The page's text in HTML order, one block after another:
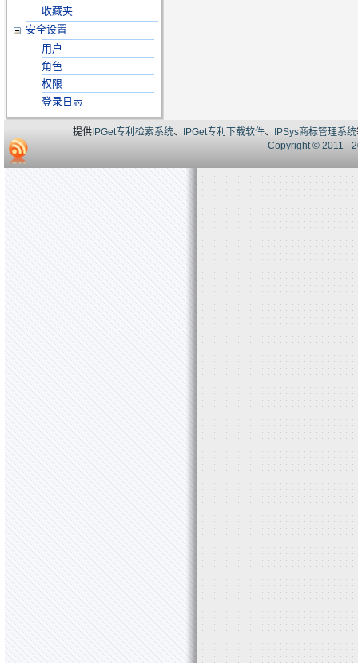
收藏夹
安全设置
用户
角色
权限
登录日志
提供IPGet专利检索系统、 IPGet专利下载软件、 IPSys商标管理系统
Copyright © 2011 -